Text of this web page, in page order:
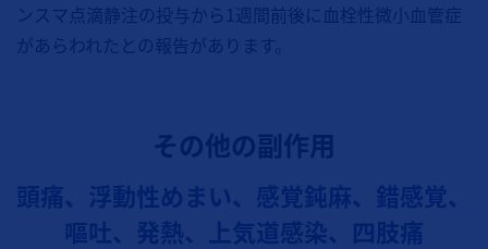
ンスマ点滴静注の投与から1週間前後に血栓性微小血管症
があらわれたとの報告があります。
その他の副作用
頭痛、浮動性めまい、感覚鈍麻、錯感覚、
嘔吐、発熱、上気道感染、四肢痛